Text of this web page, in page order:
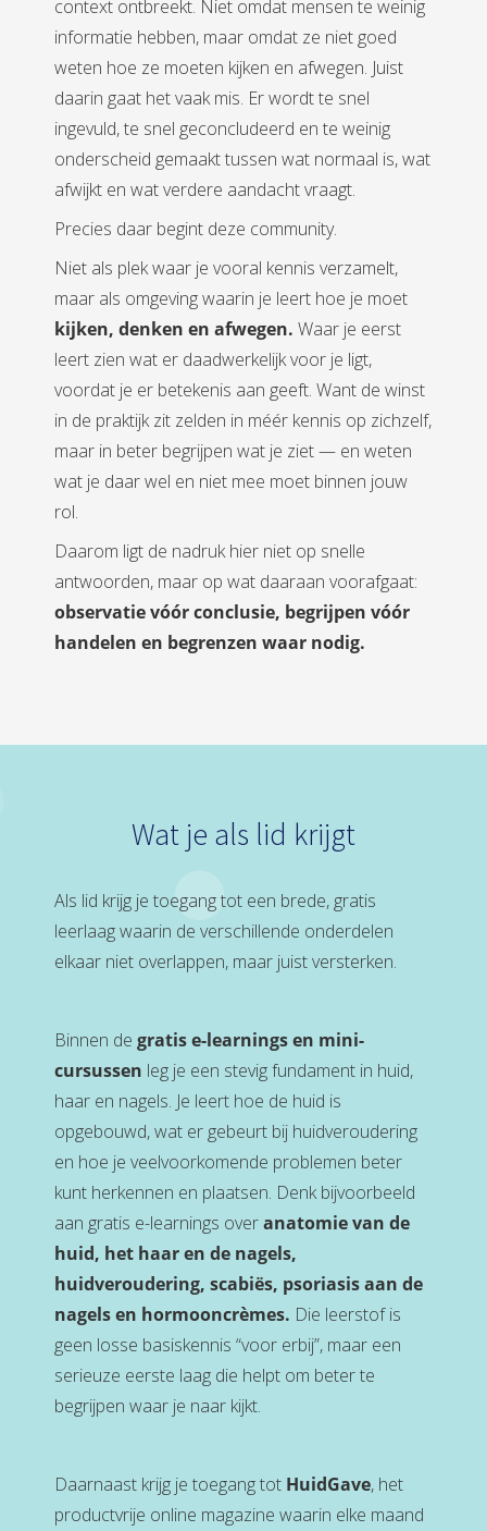
context ontbreekt. Niet omdat mensen te weinig
informatie hebben, maar omdat ze niet goed
weten hoe ze moeten kijken en afwegen. Juist
daarin gaat het vaak mis. Er wordt te snel
ingevuld, te snel geconcludeerd en te weinig
onderscheid gemaakt tussen wat normaal is, wat
afwijkt en wat verdere aandacht vraagt.
Precies daar begint deze community.
Niet als plek waar je vooral kennis verzamelt,
maar als omgeving waarin je leert hoe je moet
kijken, denken en afwegen. Waar je eerst
leert zien wat er daadwerkelijk voor je ligt,
voordat je er betekenis aan geeft. Want de winst
in de praktijk zit zelden in méér kennis op zichzelf,
maar in beter begrijpen wat je ziet — en weten
wat je daar wel en niet mee moet binnen jouw
rol.
Daarom ligt de nadruk hier niet op snelle
antwoorden, maar op wat daaraan voorafgaat:
observatie vóór conclusie, begrijpen vóór
handelen en begrenzen waar nodig.
Wat je als lid krijgt
Als lid krijg je toegang tot een brede, gratis
leerlaag waarin de verschillende onderdelen
elkaar niet overlappen, maar juist versterken.
Binnen de gratis e-learnings en mini-
cursussen leg je een stevig fundament in huid,
haar en nagels. Je leert hoe de huid is
opgebouwd, wat er gebeurt bij huidveroudering
en hoe je veelvoorkomende problemen beter
kunt herkennen en plaatsen. Denk bijvoorbeeld
aan gratis e-learnings overanatomie van de
huid, het haar en de nagels,
huidveroudering, scabiës, psoriasis aan de
nagels en hormooncrèmes. Die leerstof is
geen losse basiskennis “voor erbij”, maar een
serieuze eerste laag die helpt om beter te
begrijpen waar je naar kijkt.
Daarnaast krijg je toegang tot HuidGave, het
productvrije online magazine waarin elke maand